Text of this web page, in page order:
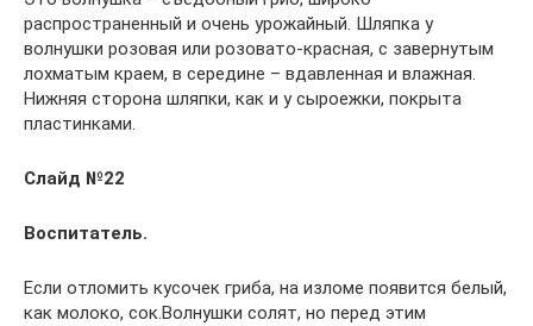
распространенный и очень урожайный. Шляпка у
волнушки розовая или розовато-красная, с завернутым
лохматым краем, в середине – вдавленная и влажная.
Нижняя сторона шляпки, как и у сыроежки, покрыта
пластинками.
Слайд №22
Воспитатель.
Если отломить кусочек гриба, на изломе появится белый,
как молоко, сок.Волнушки солят, но перед этим